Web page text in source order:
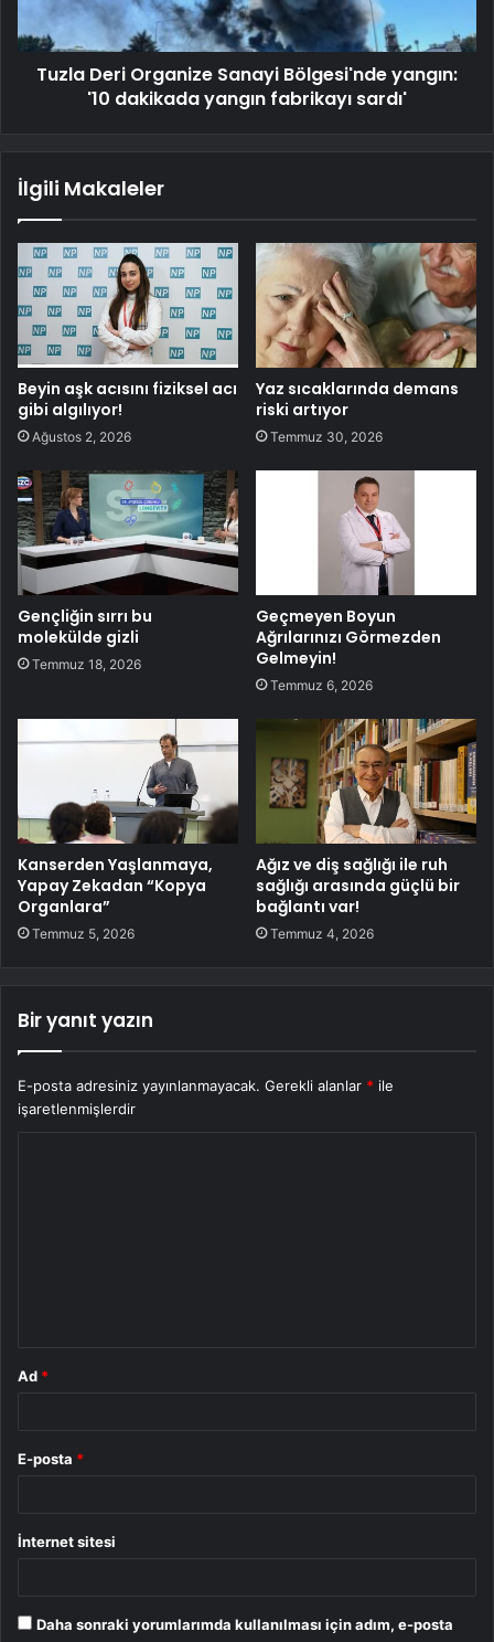
Tuzla Deri Organize Sanayi Bölgesi'nde yangın:
'10 dakikada yangın fabrikayı sardı'
İlgili Makaleler
Beyin aşk acısını fiziksel acı
gibi algılıyor!
Ağustos 2, 2026
Yaz sıcaklarında demans
riski artıyor
Temmuz 30, 2026
Gençliğin sırrı bu
molekülde gizli
Temmuz 18, 2026
Geçmeyen Boyun
Ağrılarınızı Görmezden
Gelmeyin!
Temmuz 6, 2026
Kanserden Yaşlanmaya,
Yapay Zekadan “Kopya
Organlara”
Temmuz 5, 2026
Ağız ve diş sağlığı ile ruh
sağlığı arasında güçlü bir
bağlantı var!
Temmuz 4, 2026
Bir yanıt yazın
E-posta adresiniz yayınlanmayacak. Gerekli alanlar * ile
işaretlenmişlerdir
Ad *
E-posta *
İnternet sitesi
Daha sonraki yorumlarımda kullanılması için adım, e-posta